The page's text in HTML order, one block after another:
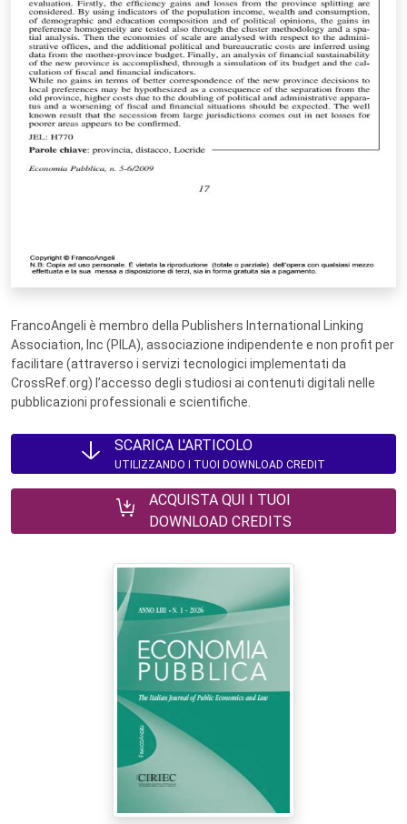
FrancoAngeli è membro della Publishers International Linking
Association, Inc (PILA), associazione indipendente e non profit per
facilitare (attraverso i servizi tecnologici implementati da
CrossRef.org) l’accesso degli studiosi ai contenuti digitali nelle
pubblicazioni professionali e scientifiche.
SCARICA L'ARTICOLO
UTILIZZANDO I TUOI DOWNLOAD CREDIT
ACQUISTA QUI I TUOI
DOWNLOAD CREDITS